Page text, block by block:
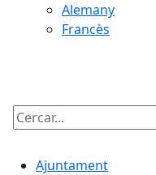
Alemany
Francès
Cercar:
Ajuntament